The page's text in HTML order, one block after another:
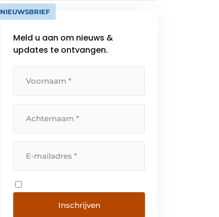
NIEUWSBRIEF
Meld u aan om nieuws &
updates te ontvangen.
Inschrijven